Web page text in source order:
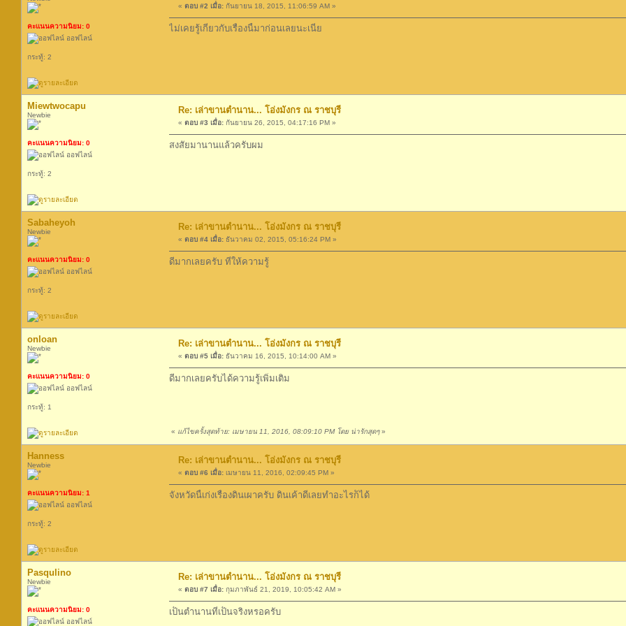
คะแนนความนิยม: 0
ออฟไลน์
กระทู้: 2
« ตอบ #2 เมื่อ: กันยายน 18, 2015, 11:06:59 AM »
ไม่เคยรู้เกี่ยวกับเรื่องนี้มาก่อนเลยนะเนี่ย
Miewtwocapu
Newbie
คะแนนความนิยม: 0
ออฟไลน์
กระทู้: 2
Re: เล่าขานตำนาน... โอ่งมังกร ณ ราชบุรี
« ตอบ #3 เมื่อ: กันยายน 26, 2015, 04:17:16 PM »
สงสัยมานานแล้วครับผม
Sabaheyoh
Newbie
คะแนนความนิยม: 0
ออฟไลน์
กระทู้: 2
Re: เล่าขานตำนาน... โอ่งมังกร ณ ราชบุรี
« ตอบ #4 เมื่อ: ธันวาคม 02, 2015, 05:16:24 PM »
ดีมากเลยครับ ที่ให้ความรู้
onloan
Newbie
คะแนนความนิยม: 0
ออฟไลน์
กระทู้: 1
Re: เล่าขานตำนาน... โอ่งมังกร ณ ราชบุรี
« ตอบ #5 เมื่อ: ธันวาคม 16, 2015, 10:14:00 AM »
ดีมากเลยครับได้ความรู้เพิ่มเติม
« แก้ไขครั้งสุดท้าย: เมษายน 11, 2016, 08:09:10 PM โดย น่ารักสุดๆ»
Hanness
Newbie
คะแนนความนิยม: 1
ออฟไลน์
กระทู้: 2
Re: เล่าขานตำนาน... โอ่งมังกร ณ ราชบุรี
« ตอบ #6 เมื่อ: เมษายน 11, 2016, 02:09:45 PM »
จังหวัดนี้เก่งเรื่องดินเผาครับ ดินเค้าดีเลยทำอะไรก็ได้
Pasqulino
Newbie
คะแนนความนิยม: 0
ออฟไลน์
Re: เล่าขานตำนาน... โอ่งมังกร ณ ราชบุรี
« ตอบ #7 เมื่อ: กุมภาพันธ์ 21, 2019, 10:05:42 AM »
เป็นตำนานที่เป็นจริงหรอครับ